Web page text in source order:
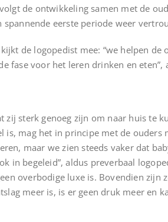
de ontwikkeling samen met de
eerste periode weer
de logopedist mee: “we helpen
fase voor het leren drinken en eten”,
sterk genoeg zijn om naar huis te
mag het in principe met de ouders
maar we zien steeds vaker dat
begeleid”, aldus preverbaal
overbodige luxe is. Bovendien zijn
meer is, is er geen druk meer en